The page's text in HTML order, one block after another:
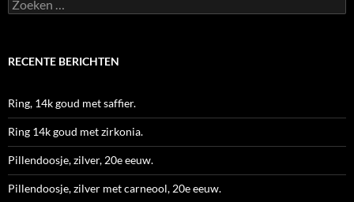
naar:
RECENTE BERICHTEN
Ring, 14k goud met saffier.
Ring 14k goud met zirkonia.
Pillendoosje, zilver, 20e eeuw.
Pillendoosje, zilver met carneool, 20e eeuw.